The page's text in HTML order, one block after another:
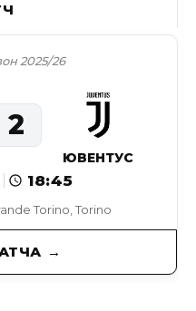
Torino, Torino
2025/26
18:45
2
ЮВЕНТУС